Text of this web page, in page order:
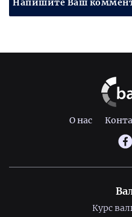
Напишите Ваш
О нас
Курс